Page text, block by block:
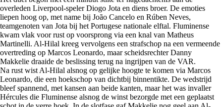
overleden Liverpool-speler Diogo Jota en diens broer. De emoties
liepen hoog op, met name bij João Cancelo en Rúben Neves,
teamgenoten van Jota bij het Portugese nationale elftal. Fluminense
kwam vlak voor rust op voorsprong via een knal van Matheus
Martinelli. Al-Hilal kreeg vervolgens een strafschop na een vermeende
overtreding op Marcos Leonardo, maar scheidsrechter Danny
Makkelie draaide de beslissing terug na ingrijpen van de VAR.
Na rust wist Al-Hilal alsnog op gelijke hoogte te komen via Marcos
Leonardo, die een hoekschop van dichtbij binnentikte. De wedstrijd
bleef spannend, met kansen aan beide kanten, maar het was invaller
Hércules die Fluminense alsnog de winst bezorgde met een geplaatst